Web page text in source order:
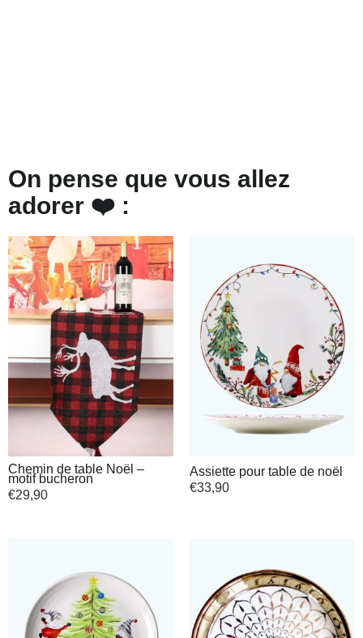
On pense que vous allez
adorer ❤️ :
Chemin de table Noël –
motif bucheron
€29,90
Assiette pour table de noël
€33,90